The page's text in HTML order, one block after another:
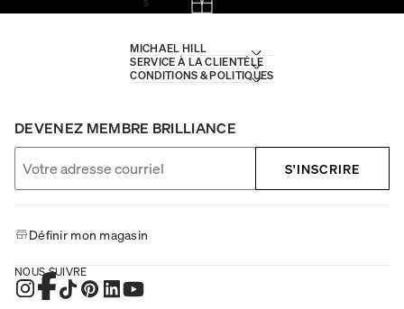
$
MICHAEL HILL
SERVICE À LA CLIENTÈLE
CONDITIONS & POLITIQUES
DEVENEZ MEMBRE BRILLIANCE
S'INSCRIRE
Définir mon magasin
NOUS SUIVRE